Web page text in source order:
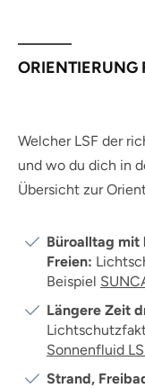
ORIENTIERUNG
Welcher LSF der
und wo du dich in
Übersicht zur
Büroalltag mit
Freien:
Beispiel
Längere Zeit
Sonnenfluid
Strand,